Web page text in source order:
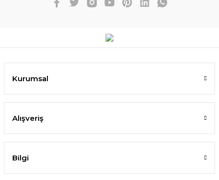
Kurumsal
Alışveriş
Bilgi